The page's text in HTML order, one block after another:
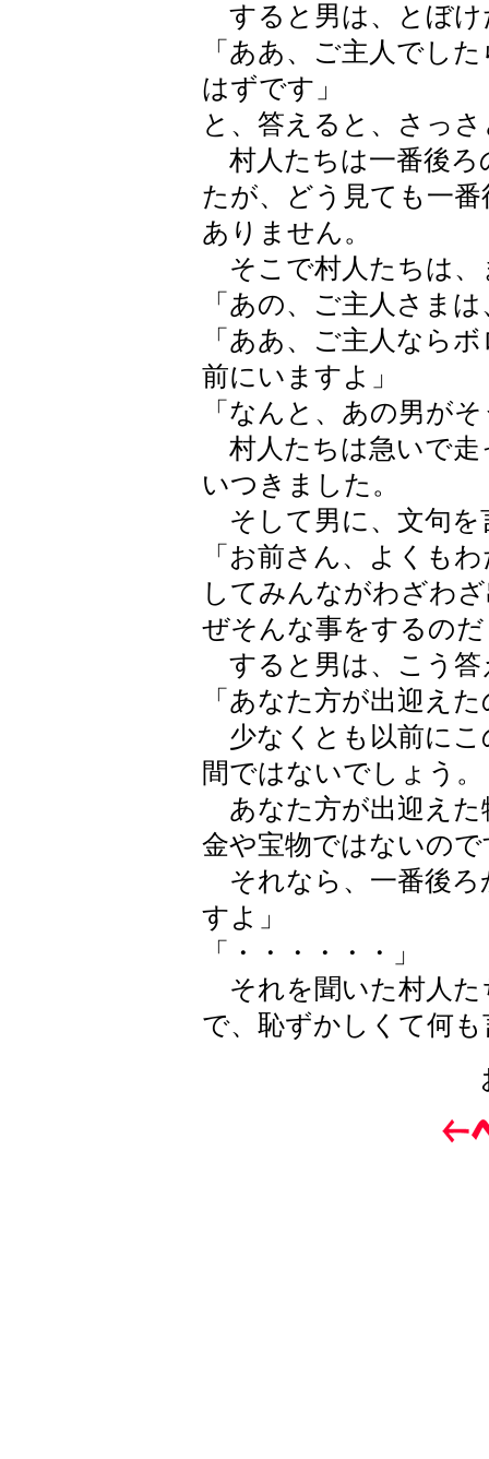
すると男は、とぼけ
「ああ、ご主人でし
はずです」
と、答えると、さっ
村人たちは一番後ろ
たが、どう見ても一
ありません。
そこで村人たちは、
「あの、ご主人さま
「ああ、ご主人なら
前にいますよ」
「なんと、あの男が
村人たちは急いで走
いつきました。
そして男に、文句を
「お前さん、よくも
してみんながわざわ
ぜそんな事をするの
すると男は、こう答
「あなた方が出迎え
少なくとも以前にこ
間ではないでしょう。
あなた方が出迎えた
金や宝物ではないの
それなら、一番後ろ
すよ」
「・・・・・・」
それを聞いた村人た
で、恥ずかしくて何